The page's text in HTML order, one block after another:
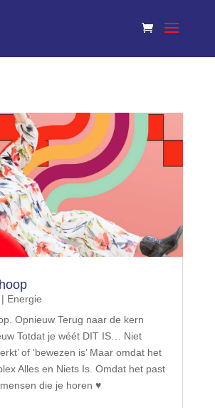
Energie
Opnieuw Terug naar de kern
Totdat je wéét DIT IS… Niet
of ‘bewezen is’ Maar omdat het
Alles en Niets Is. Omdat het past
die je horen ♥️